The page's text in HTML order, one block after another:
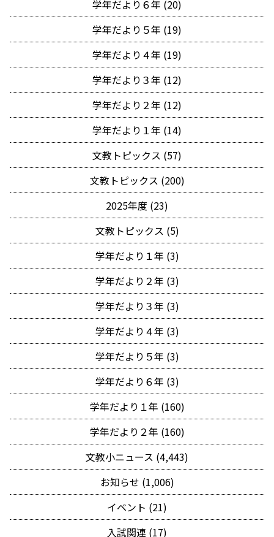
学年だより６年 (20)
学年だより５年 (19)
学年だより４年 (19)
学年だより３年 (12)
学年だより２年 (12)
学年だより１年 (14)
文教トピックス (57)
文教トピックス (200)
2025年度 (23)
文教トピックス (5)
学年だより１年 (3)
学年だより２年 (3)
学年だより３年 (3)
学年だより４年 (3)
学年だより５年 (3)
学年だより６年 (3)
学年だより１年 (160)
学年だより２年 (160)
文教小ニュース (4,443)
お知らせ (1,006)
イベント (21)
入試関連 (17)